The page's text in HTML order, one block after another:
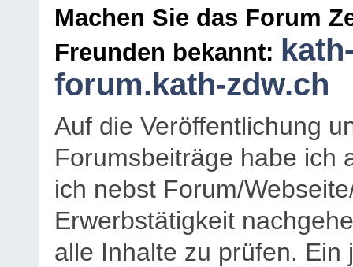
Machen Sie das Forum
Freunden bekannt:
forum.kath-zdw.ch
Auf die Veröffentlichung
Forumsbeiträge habe ich
ich nebst Forum/
Erwerbstätigkeit
alle Inhalte zu prüfen.